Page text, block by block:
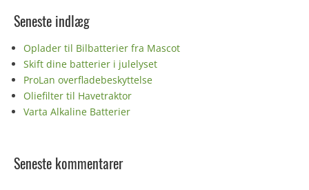
Seneste indlæg
Oplader til Bilbatterier fra Mascot
Skift dine batterier i julelyset
ProLan overfladebeskyttelse
Oliefilter til Havetraktor
Varta Alkaline Batterier
Seneste kommentarer